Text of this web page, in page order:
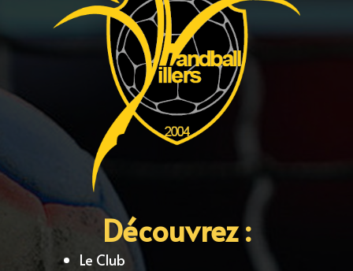
Découvrez :
Le Club